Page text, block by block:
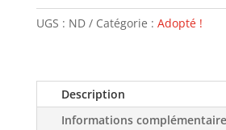
Randonneur
Gitane
UGS : ND Catégorie : Adopté !
Description
Informations